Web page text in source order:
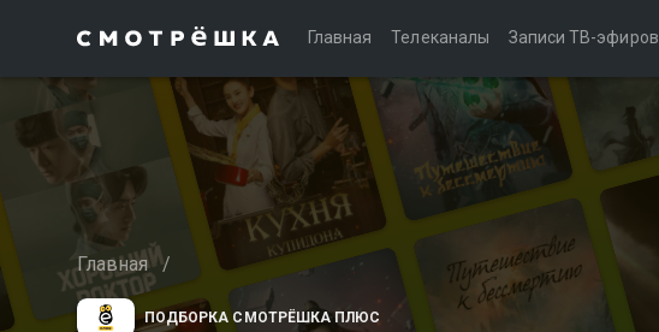
Главная Телеканалы Записи ТВ-эфиров
Главная /
ПОДБОРКА СМОТРЁШКА ПЛЮС